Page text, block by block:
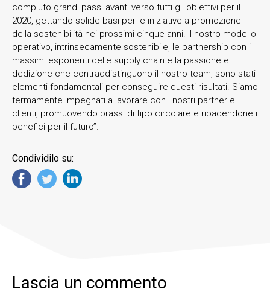
compiuto grandi passi avanti verso tutti gli obiettivi per il
2020, gettando solide basi per le iniziative a promozione
della sostenibilità nei prossimi cinque anni. Il nostro modello
operativo, intrinsecamente sostenibile, le partnership con i
massimi esponenti delle supply chain e la passione e
dedizione che contraddistinguono il nostro team, sono stati
elementi fondamentali per conseguire questi risultati. Siamo
fermamente impegnati a lavorare con i nostri partner e
clienti, promuovendo prassi di tipo circolare e ribadendone i
benefici per il futuro”.
Condividilo su:
Lascia un commento